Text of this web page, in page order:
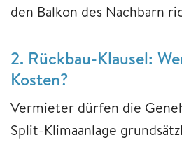
den Balkon des Nachbarn
2. Rückbau-Klausel:
Kosten?
Vermieter dürfen die
Split-Klimaanlage